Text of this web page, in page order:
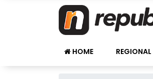
HOME REGIONAL